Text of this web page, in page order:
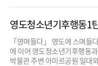
영도청소년기후행동1
「영며들다」 영도에 스며들
에 이어 영도청소년기후행동
박물관 주변 아미르공원 일대